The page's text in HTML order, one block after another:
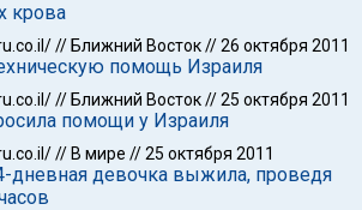
крова
// Ближний Восток//26 октября 2011
помощь Израиля
// Ближний Восток//25 октября 2011
помощи у Израиля
// В мире //25 октября 2011
дневная девочка выжила, проведя